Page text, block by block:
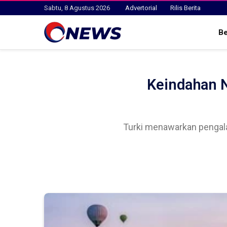
Sabtu, 8 Agustus 2026 Advertorial Rilis Berita
Keindahan
Turki menawarkan